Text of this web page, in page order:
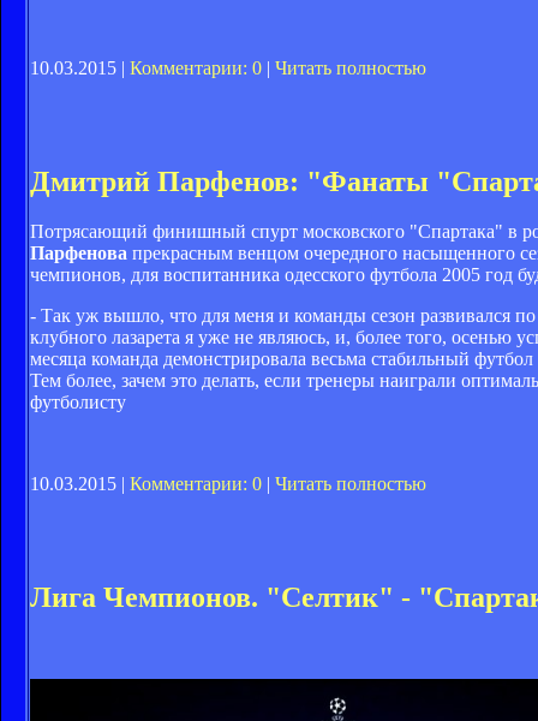
10.03.2015 | Комментарии: 0 | Читать полностью
Дмитрий Парфенов: "Фанаты
Потрясающий финишный спурт московского "Спартака" в
Парфенова прекрасным венцом очередного насыщенного
чемпионов, для воспитанника одесского футбола 2005 год
- Так уж вышло, что для меня и команды сезон развивался
клубного лазарета я уже не являюсь, и, более того, осенью
месяца команда демонстрировала весьма стабильный
Тем более, зачем это делать, если тренеры наиграли
футболисту
10.03.2015 | Комментарии: 0 | Читать полностью
Лига Чемпионов. "Селтик" -